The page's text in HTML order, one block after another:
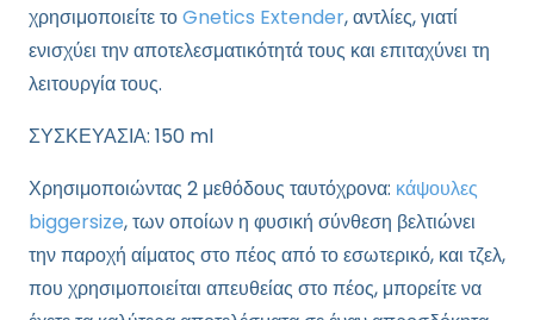
χρησιμοποιείτε τοGnetics Extender, αντλίες, γιατί
ενισχύει την αποτελεσματικότητά τους και επιταχύνει τη
λειτουργία τους.
ΣΥΣΚΕΥΑΣΙΑ: 150 ml
Χρησιμοποιώντας 2 μεθόδους ταυτόχρονα: κάψουλες
biggersize, των οποίων η φυσική σύνθεση βελτιώνει
την παροχή αίματος στο πέος από το εσωτερικό, και τζελ,
που χρησιμοποιείται απευθείας στο πέος, μπορείτε να